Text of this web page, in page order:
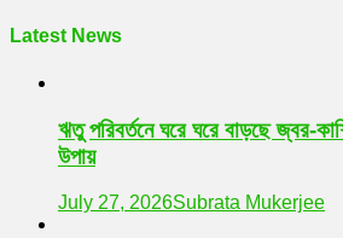
Latest News
ঋতু পরিবর্তনে ঘরে ঘরে বাড়ছে জ্বর-
উপায়
July 27, 2026Subrata Mukerjee